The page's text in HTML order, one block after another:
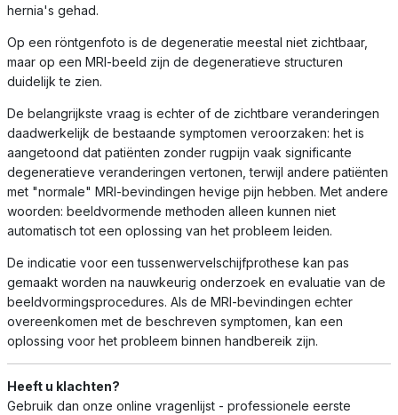
hernia's gehad.
Op een röntgenfoto is de degeneratie meestal niet zichtbaar,
maar op een MRI-beeld zijn de degeneratieve structuren
duidelijk te zien.
De belangrijkste vraag is echter of de zichtbare veranderingen
daadwerkelijk de bestaande symptomen veroorzaken: het is
aangetoond dat patiënten zonder rugpijn vaak significante
degeneratieve veranderingen vertonen, terwijl andere patiënten
met "normale" MRI-bevindingen hevige pijn hebben. Met andere
woorden: beeldvormende methoden alleen kunnen niet
automatisch tot een oplossing van het probleem leiden.
De indicatie voor een tussenwervelschijfprothese kan pas
gemaakt worden na nauwkeurig onderzoek en evaluatie van de
beeldvormingsprocedures. Als de MRI-bevindingen echter
overeenkomen met de beschreven symptomen, kan een
oplossing voor het probleem binnen handbereik zijn.
Heeft u klachten?
Gebruik dan onze online vragenlijst - professionele eerste